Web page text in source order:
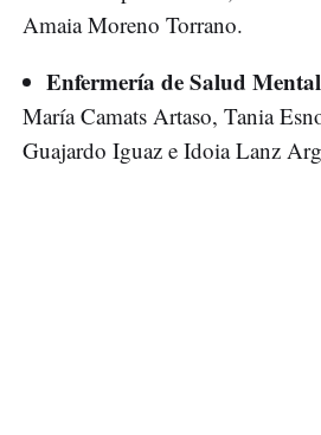
Amaia Moreno Torrano.
Enfermería de Salud Mental
María Camats Artaso, Tania
Guajardo Iguaz e Idoia Lanz